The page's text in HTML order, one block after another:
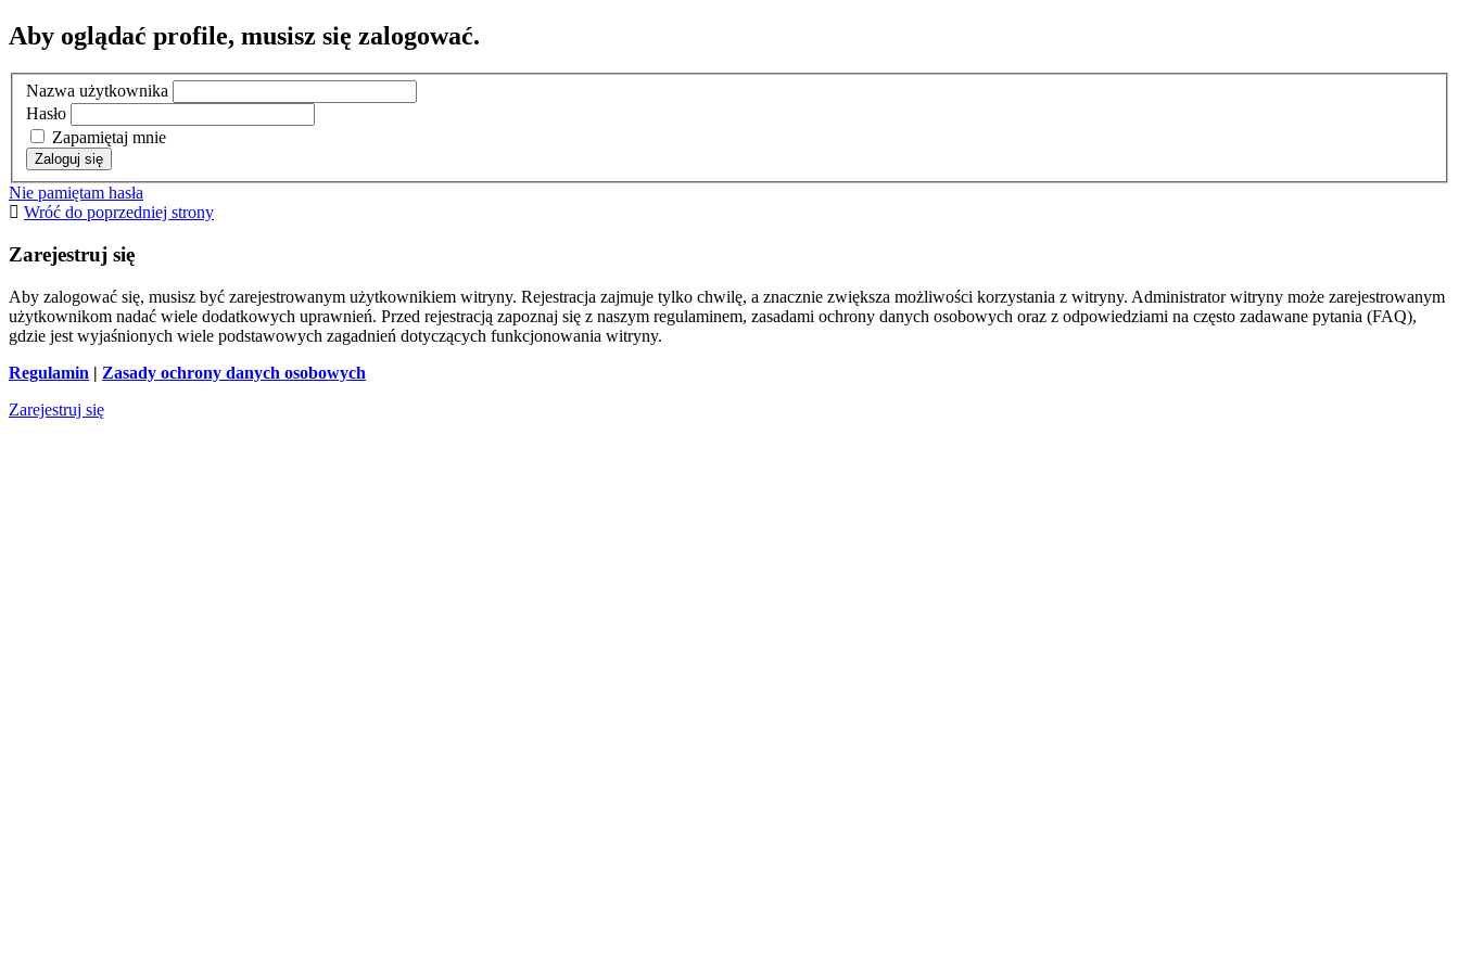
Aby oglądać profile, musisz się zalogować.
Nazwa użytkownika
Hasło
Zapamiętaj mnie
Nie pamiętam hasła
Wróć do poprzedniej strony
Zarejestruj się
Aby zalogować się, musisz być zarejestrowanym użytkownikiem witryny. Rejestracja zajmuje tylko chwilę, a znacznie zwiększa możliwości korzystania z witryny. Administrator witryny może zarejestrowanym
użytkownikom nadać wiele dodatkowych uprawnień. Przed rejestracją zapoznaj się z naszym regulaminem, zasadami ochrony danych osobowych oraz z odpowiedziami na często zadawane pytania (FAQ),
gdzie jest wyjaśnionych wiele podstawowych zagadnień dotyczących funkcjonowania witryny.
Regulamin | Zasady ochrony danych osobowych
Zarejestruj się